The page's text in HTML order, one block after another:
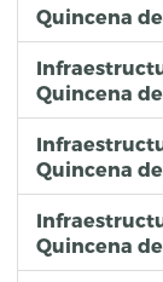
Quincena
Quincena
Quincena
Quincena